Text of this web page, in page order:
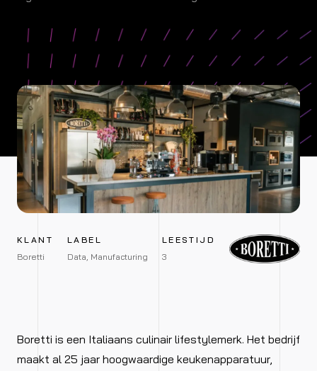
KLANT
Boretti
LABEL
Data, Manufacturing
LEESTIJD
3
Boretti is een Italiaans culinair lifestylemerk. Het bedrijf
maakt al 25 jaar hoogwaardige keukenapparatuur,